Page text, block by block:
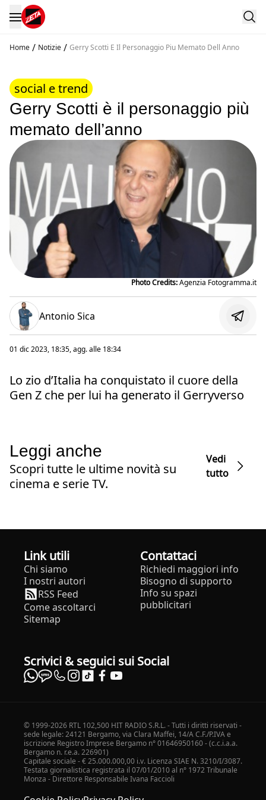
Home / Notizie / Gerry Scotti E Il Personaggio Piu Memato Dell Anno
social e trend
Gerry Scotti è il personaggio più
memato dell’anno
Photo Credits:Agenzia Fotogramma.it
Antonio Sica
01 dic 2023, 18:35, agg. alle 18:34
Lo zio d’Italia ha conquistato il cuore della
Gen Z che per lui ha generato il Gerryverso
Leggi anche
Scopri tutte le ultime novità su
cinema e serie TV.
Vedi
tutto
Link utili
Chi siamo
I nostri autori
RSS Feed
Come ascoltarci
Sitemap
Contattaci
Richiedi maggiori info
Bisogno di supporto
Info su spazi
pubblicitari
Scrivici & seguici sui Social
© 1999-2026 RTL 102,500 HIT RADIO S.R.L. - Tutti i diritti riservati -
sede legale: 24121 Bergamo, via Clara Maffei, 14/A C.F./P.IVA e
iscrizione Registro Imprese Bergamo n° 01646950160 - (c.c.i.a.a.
Bergamo n. r.e.a. 226901)
Capitale sociale - € 25.000.000,00 i.v. Licenza SIAE N. 3210/I/3087.
Testata giornalistica registrata il 07/01/2010 al n° 1972 Tribunale
Monza - Direttore Responsabile Ivana Faccioli